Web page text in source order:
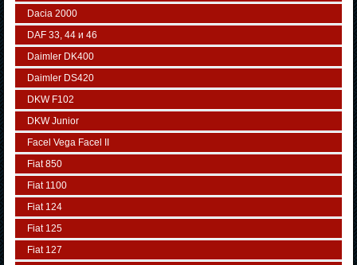
Dacia 2000
DAF 33, 44 и 46
Daimler DK400
Daimler DS420
DKW F102
DKW Junior
Facel Vega Facel II
Fiat 850
Fiat 1100
Fiat 124
Fiat 125
Fiat 127